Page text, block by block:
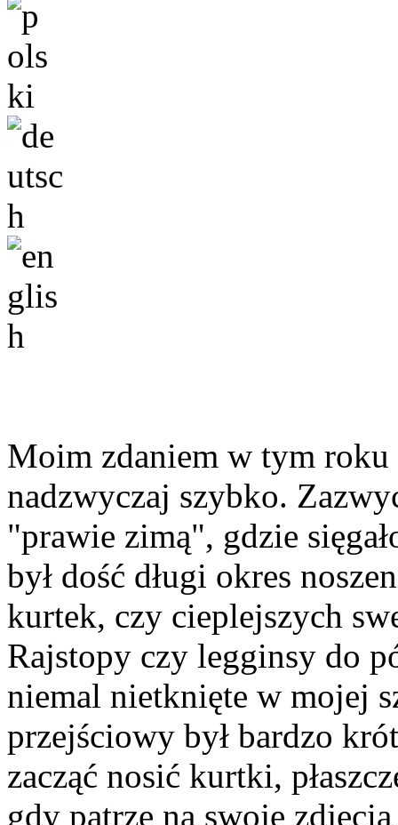
Moim zdaniem w tym roku
nadzwyczaj szybko.
"prawie zimą", gdzie
był dość długi okres
kurtek, czy cieplejszych
Rajstopy czy legginsy do
niemal nietknięte w mojej
przejściowy był bardzo
zacząć nosić kurtki,
gdy patrzę na swoje